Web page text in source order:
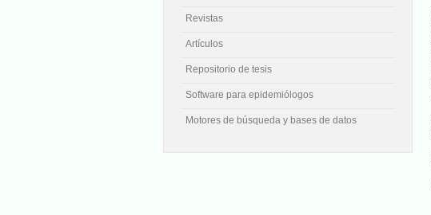
Revistas
Artículos
Repositorio de tesis
Software para epidemiólogos
Motores de búsqueda y bases de datos